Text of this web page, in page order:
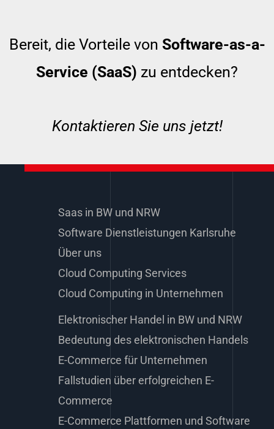
Bereit, die Vorteile von Software-as-a-
Service (SaaS) zu entdecken?
Kontaktieren Sie uns jetzt!
Saas in BW und NRW
Software Dienstleistungen Karlsruhe
Über uns
Cloud Computing Services
Cloud Computing in Unternehmen
Elektronischer Handel in BW und NRW
Bedeutung des elektronischen Handels
E-Commerce für Unternehmen
Fallstudien über erfolgreichen E-
Commerce
E-Commerce Plattformen und Software